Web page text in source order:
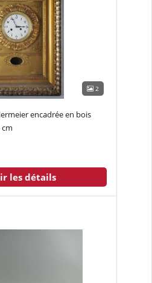
2
encadrée en bois
les détails